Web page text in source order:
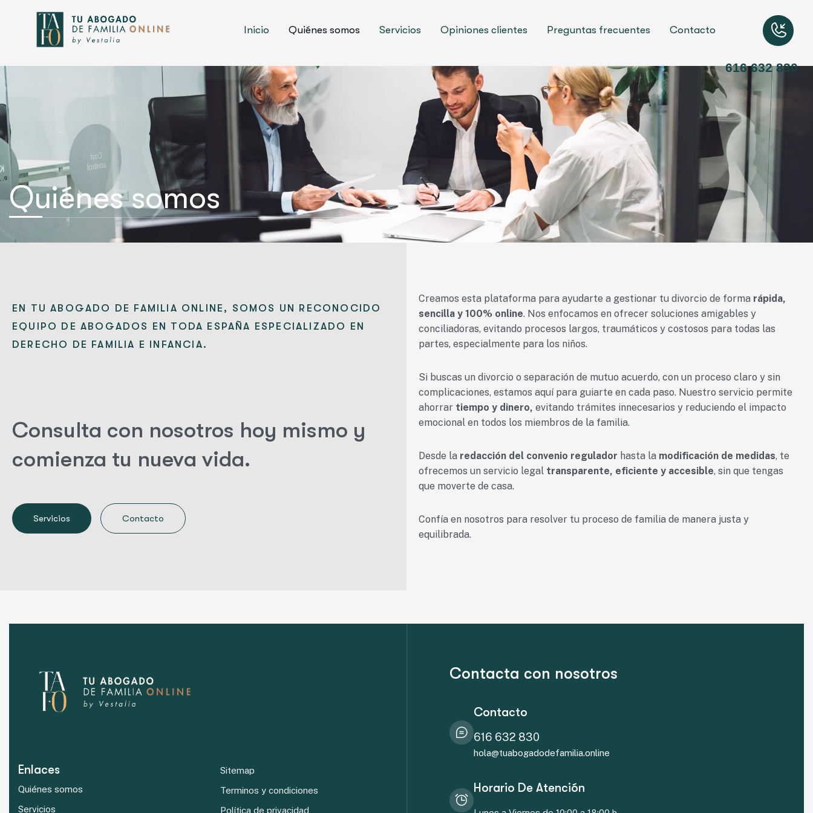
Inicio Quiénes somos Servicios Opiniones clientes Preguntas frecuentes Contacto
616 632 830
Quiénes somos
EN TU ABOGADO DE FAMILIA ONLINE, SOMOS UN RECONOCIDO
EQUIPO DE ABOGADOS EN TODA ESPAÑA ESPECIALIZADO EN
DERECHO DE FAMILIA E INFANCIA.
Consulta con nosotros hoy mismo y
comienza tu nueva vida.
Contacto
Creamos esta plataforma para ayudarte a gestionar tu divorcio de forma rápida,
sencilla y 100% online. Nos enfocamos en ofrecer soluciones amigables y
conciliadoras, evitando procesos largos, traumáticos y costosos para todas las
partes, especialmente para los niños.
Si buscas un divorcio o separación de mutuo acuerdo, con un proceso claro y sin
complicaciones, estamos aquí para guiarte en cada paso. Nuestro servicio permite
ahorrar tiempo y dinero, evitando trámites innecesarios y reduciendo el impacto
emocional en todos los miembros de la familia.
Desde la redacción del convenio regulador hasta la modificación de medidas, te
ofrecemos un servicio legal transparente, eficiente y accesible, sin que tengas
que moverte de casa.
Confía en nosotros para resolver tu proceso de familia de manera justa y
equilibrada.
Enlaces
Quiénes somos
Servicios
Sitemap
Terminos y condiciones
Política de privacidad
Contacta con nosotros
Contacto
616 632 830
hola@tuabogadodefamilia.online
Horario De Atención